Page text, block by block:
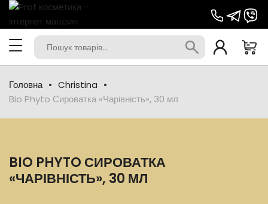
Головна
Christina
Bio Phyto Сироватка «Чарівність», 30 мл
BIO PHYTO СИРОВАТКА
«ЧАРІВНІСТЬ», 30 МЛ